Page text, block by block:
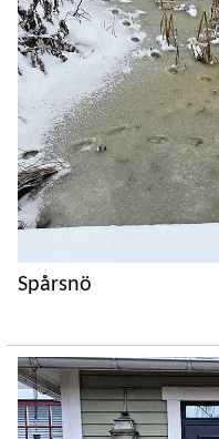
Spårsnö